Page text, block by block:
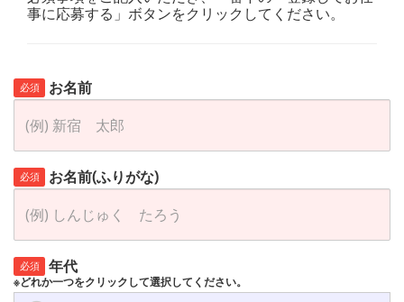
事に応募する」ボタンをクリックしてください。
必須 お名前
必須 お名前(ふりがな)
必須 年代
※どれか一つをクリックして選択してください。